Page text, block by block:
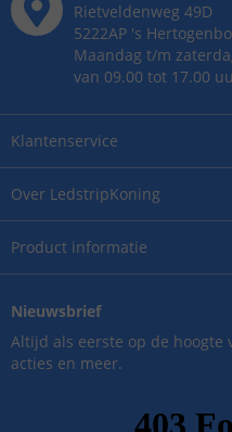
Over LedstripKoning
Product informatie
Klantenservice
Rietveldenweg 49D
5222AP 's
Maandag t/m
van 09.00 tot 17.00
Nieuwsbrief
Altijd als eerste op de hoogte
acties en meer.